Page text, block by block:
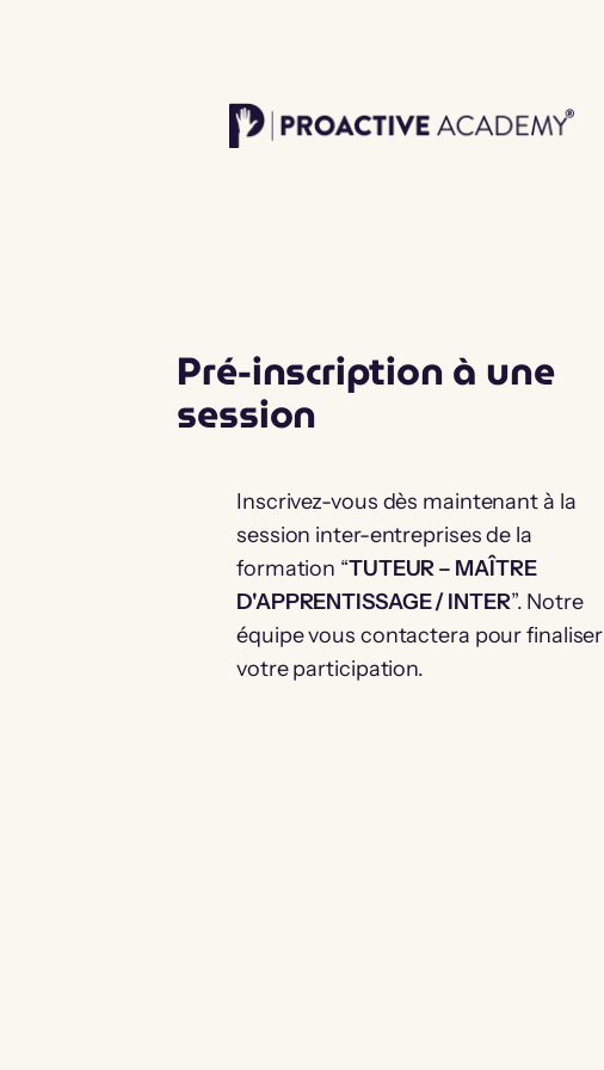
Pré-inscription à une
session
Inscrivez-vous dès maintenant à la
session inter-entreprises de la
formation “TUTEUR – MAÎTRE
D'APPRENTISSAGE / INTER”. Notre
équipe vous contactera pour finaliser
votre participation.